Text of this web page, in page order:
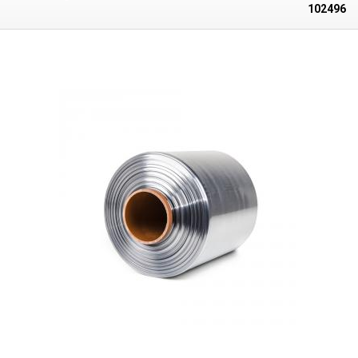
Form des Produkts an und eignen sich daher auch für die Verpackung
Temperatur von mehr als 90 °C erforderlich - idealerweise in einer so
(Widerstandsschweißgeräten) geschweißt werden. PVC-Schrumpffolien
sind aufgrund der leicht toxischen Substanzen, die beim Schweißen
freigesetzt werden, für den direkten Kontakt mit Lebensmitteln nicht
sehr geeignet. Insbesondere Polyolefin-Schrumpffolien (PF) eignen sich
für das Einschweißen von Lebensmitteln in Schrumpffolien, da sie
lebensmittelecht sind.Parameter:Länge: 20 m Breite: 150 mm Dicke: 30
Mikrometer (0,030 mm) Schrumpfungstemperatur: >90°C
Schrumpfungsrate: 1,6 : 1 Folienart: PVC Form: halber Ärmel (L)
Innendurchmesser der Rolle: 33 mm Farbe: transparent Die Abbildung
102496